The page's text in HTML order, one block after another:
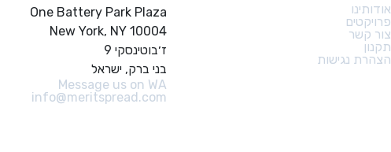
אודותינו
פרויקטים
צור קשר
תקנון
הצהרת נגישות
One Battery Park Plaza
New York, NY 10004
ז׳בוטינסקי 9
בני ברק, ישראל
Message us on WA
info@meritspread.com